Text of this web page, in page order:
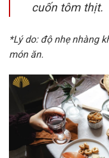
cuốn tôm thịt.
*Lý do: độ nhẹ nhàng
món ăn.